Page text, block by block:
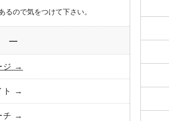
ので気をつけて下さい。
―
ジ →
ト →
チ →